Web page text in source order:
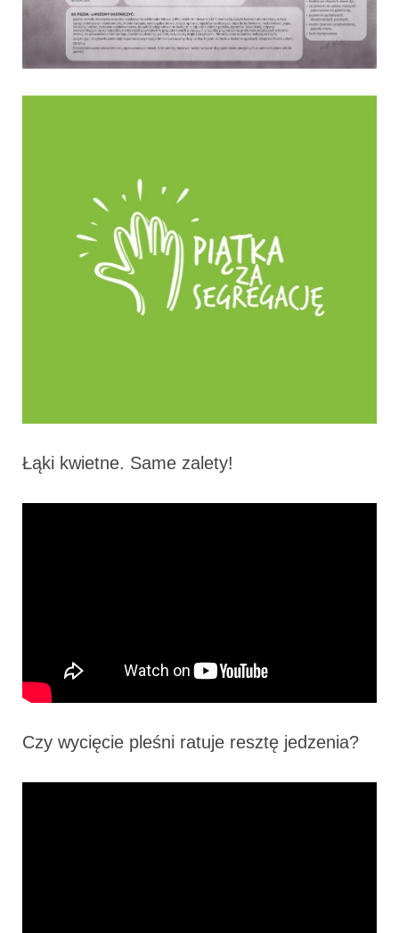
Łąki kwietne. Same zalety!
Czy wycięcie pleśni ratuje resztę jedzenia?